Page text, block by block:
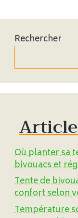
Rechercher
Où planter sa
bivouacs et
Tente de
confort selon
Température